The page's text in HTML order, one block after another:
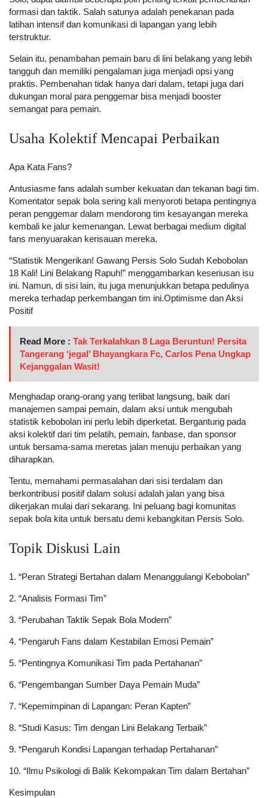
formasi dan taktik. Salah satunya adalah penekanan pada
latihan intensif dan komunikasi di lapangan yang lebih
terstruktur.
Selain itu, penambahan pemain baru di lini belakang yang lebih
tangguh dan memiliki pengalaman juga menjadi opsi yang
praktis. Pembenahan tidak hanya dari dalam, tetapi juga dari
dukungan moral para penggemar bisa menjadi booster
semangat para pemain.
Usaha Kolektif Mencapai Perbaikan
Apa Kata Fans?
Antusiasme fans adalah sumber kekuatan dan tekanan bagi tim.
Komentator sepak bola sering kali menyoroti betapa pentingnya
peran penggemar dalam mendorong tim kesayangan mereka
kembali ke jalur kemenangan. Lewat berbagai medium digital
fans menyuarakan kerisauan mereka.
“Statistik Mengerikan! Gawang Persis Solo Sudah Kebobolan
18 Kali! Lini Belakang Rapuh!” menggambarkan keseriusan isu
ini. Namun, di sisi lain, itu juga menunjukkan betapa pedulinya
mereka terhadap perkembangan tim ini.Optimisme dan Aksi
Positif
Read More : Tak Terkalahkan 8 Laga Beruntun! Persita
Tangerang ‘jegal’ Bhayangkara Fc, Carlos Pena Ungkap
Kejanggalan Wasit!
Menghadap orang-orang yang terlibat langsung, baik dari
manajemen sampai pemain, dalam aksi untuk mengubah
statistik kebobolan ini perlu lebih diperketat. Bergantung pada
aksi kolektif dari tim pelatih, pemain, fanbase, dan sponsor
untuk bersama-sama meretas jalan menuju perbaikan yang
diharapkan.
Tentu, memahami permasalahan dari sisi terdalam dan
berkontribusi positif dalam solusi adalah jalan yang bisa
dikerjakan mulai dari sekarang. Ini peluang bagi komunitas
sepak bola kita untuk bersatu demi kebangkitan Persis Solo.
Topik Diskusi Lain
1. “Peran Strategi Bertahan dalam Menanggulangi Kebobolan”
2. “Analisis Formasi Tim”
3. “Perubahan Taktik Sepak Bola Modern”
4. “Pengaruh Fans dalam Kestabilan Emosi Pemain”
5. “Pentingnya Komunikasi Tim pada Pertahanan”
6. “Pengembangan Sumber Daya Pemain Muda”
7. “Kepemimpinan di Lapangan: Peran Kapten”
8. “Studi Kasus: Tim dengan Lini Belakang Terbaik”
9. “Pengaruh Kondisi Lapangan terhadap Pertahanan”
10. “Ilmu Psikologi di Balik Kekompakan Tim dalam Bertahan”
Kesimpulan